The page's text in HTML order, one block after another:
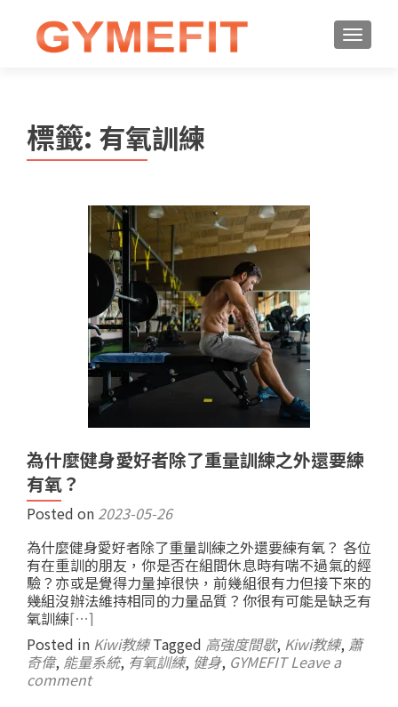
標籤: 有氧訓練
為什麼健身愛好者除了重量訓練之外還要練
有氧？
Posted on 2023-05-26
為什麼健身愛好者除了重量訓練之外還要練有氧？ 各位
有在重訓的朋友，你是否在組間休息時有喘不過氣的經
驗？亦或是覺得力量掉很快，前幾組很有力但接下來的
幾組沒辦法維持相同的力量品質？你很有可能是缺乏有
氧訓練[…]
Posted in Kiwi教練 Tagged 高強度間歇, Kiwi教練, 蕭
奇偉, 能量系統, 有氧訓練, 健身, GYMEFIT Leave a
comment